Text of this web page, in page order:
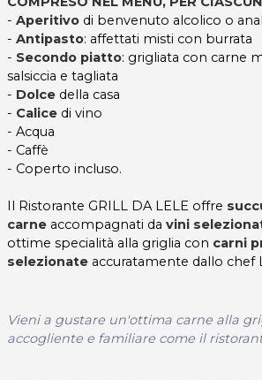
- Aperitivo di benvenuto alcolico o
- Antipasto: affettati misti con burrata
- Secondo piatto: grigliata con carne
salsiccia e tagliata
- Dolce della casa
- Calice di vino
- Acqua
- Caffè
- Coperto incluso.
Il Ristorante GRILL DA LELE offre
carne accompagnati da vini
ottime specialità alla griglia con carni
selezionate accuratamente dallo chef
Vieni a gustare un'ottima carne alla
accogliente e familiare come il